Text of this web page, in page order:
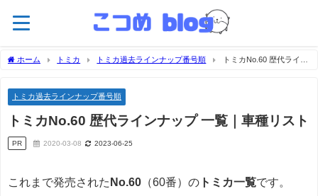
ホーム トミカ トミカ過去ラインナップ番号順
トミカNo.60 歴代ライン
トミカ過去ラインナップ番号順
トミカNo.60 歴代ラインナップ 一覧｜車種リスト
PR 2020-03-08 2023-06-25
これまで発売された No.60 （60番）の トミカ一覧です。